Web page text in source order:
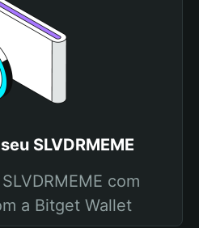
SLVDRMEME
com
a Bitget Wallet